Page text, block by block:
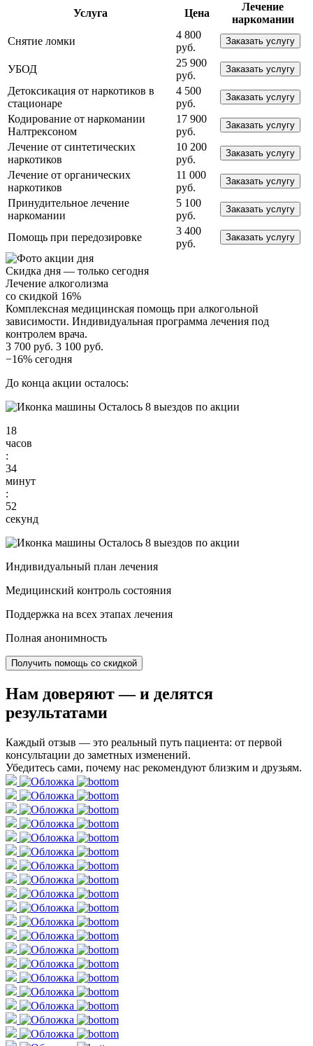
Услуга
Цена
Лечение
наркомании
Снятие ломки
4 800
руб.
Заказать услугу
УБОД
25 900
руб.
Заказать услугу
Детоксикация от наркотиков в
стационаре
4 500
руб.
Заказать услугу
Кодирование от наркомании
Налтрексоном
17 900
руб.
Заказать услугу
Лечение от синтетических
наркотиков
10 200
руб.
Заказать услугу
Лечение от органических
наркотиков
11 000
руб.
Заказать услугу
Принудительное лечение
наркомании
5 100
руб.
Заказать услугу
Помощь при передозировке
3 400
руб.
Заказать услугу
Скидка дня — только сегодня
Лечение алкоголизма
со скидкой 16%
Комплексная медицинская помощь при алкогольной
зависимости. Индивидуальная программа лечения под
контролем врача.
3 700 руб. 3 100 руб.
−16% сегодня
До конца акции осталось:
Осталось 8 выездов по акции
18
часов
:
34
минут
:
51
секунд
Осталось 8 выездов по акции
Индивидуальный план лечения
Медицинский контроль состояния
Поддержка на всех этапах лечения
Полная анонимность
Получить помощь со скидкой
Нам доверяют— и делятся
результатами
Каждый отзыв — это реальный путь пациента: от первой
консультации до заметных изменений.
Убедитесь сами, почему нас рекомендуют близким и друзьям.